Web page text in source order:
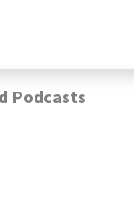
Podcasts